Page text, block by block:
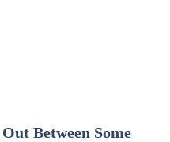
Between Some